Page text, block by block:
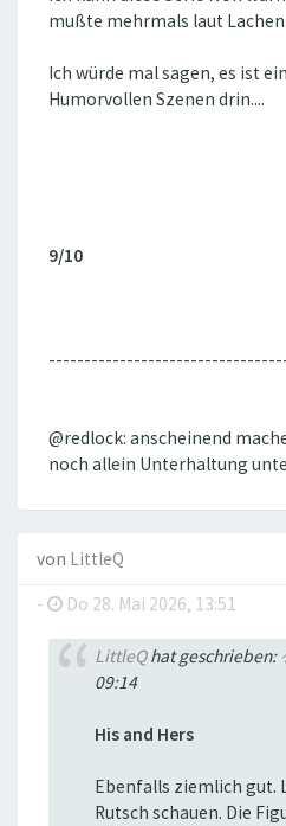
mußte mehrmals laut
Ich würde mal sagen, es ist
Humorvollen Szenen drin....
9/10
@redlock: anscheinend
noch allein Unterhaltung
von LittleQ
-
Do 28. Mai 2026, 13:51
LittleQhat geschrieben:
09:14
His and Hers
Ebenfalls ziemlich gut.
Rutsch schauen. Die